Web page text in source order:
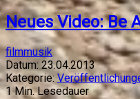
Neues Video: Be
filmmusik
Datum: 23.04.2013
Kategorie:
1Min. Lesedauer